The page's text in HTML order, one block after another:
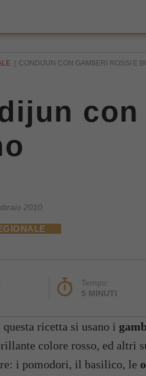
CONDIJUN CON GAMBERI ROSSI E
2010
Tempo:
5 MINUTI
questa ricetta si usano i
colore rosso, ed altri
i pomodori, il basilico, le